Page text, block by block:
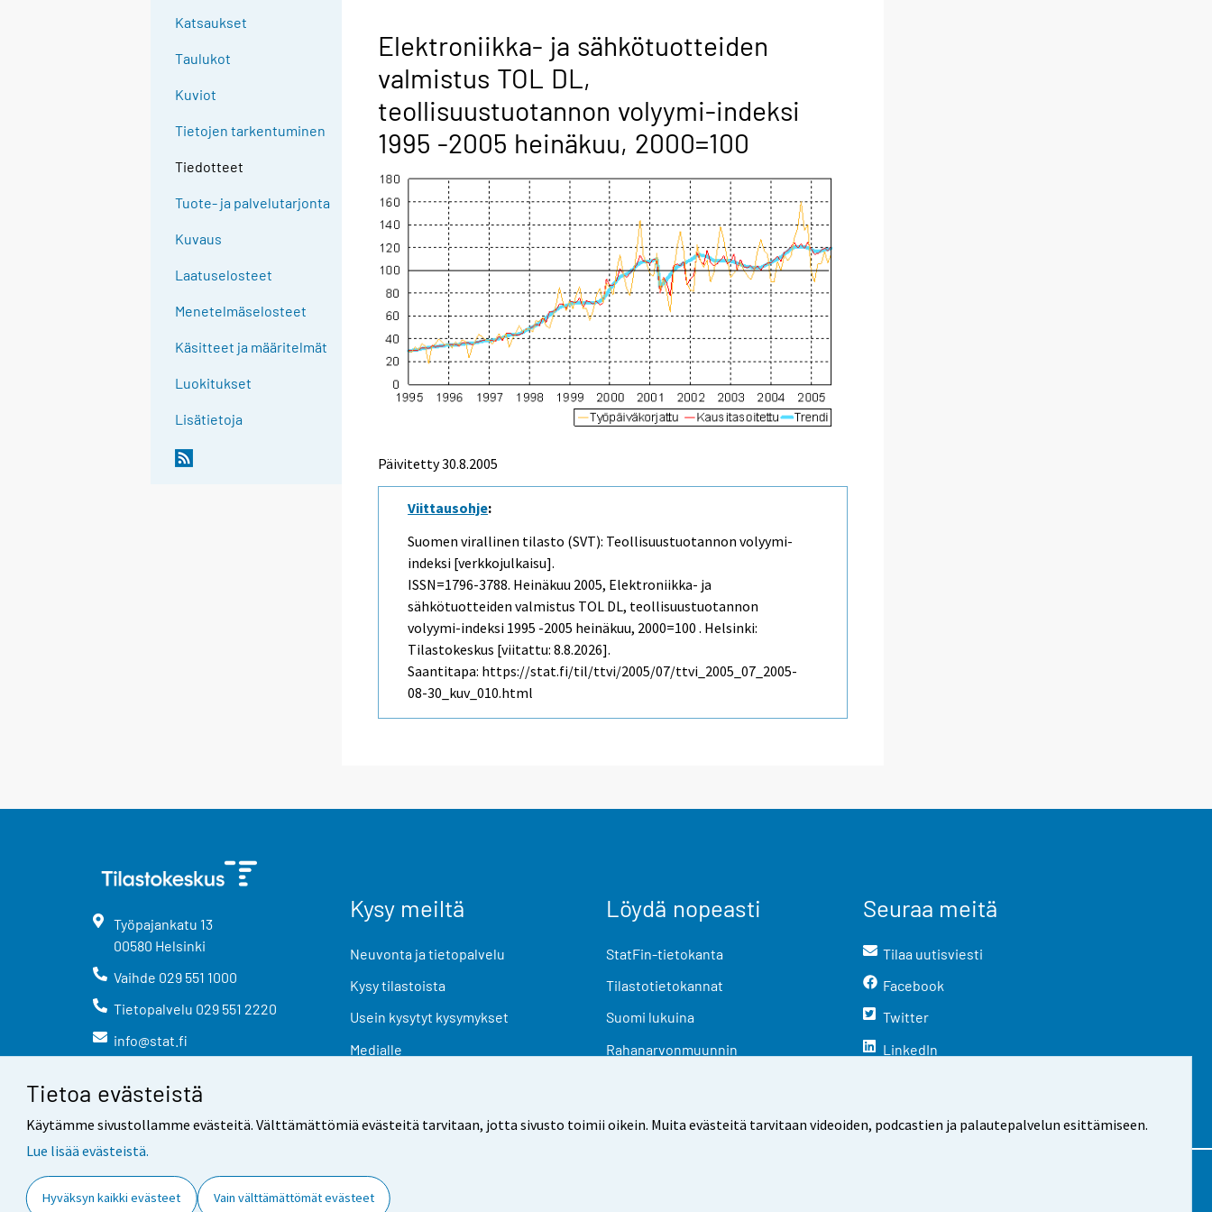
Tietoa evästeistä
Käytämme sivustollamme evästeitä. Välttämättömiä evästeitä tarvitaan, jotta sivusto toimii oikein. Muita evästeitä tarvitaan videoiden, podcastien ja palautepalvelun esittämiseen.
Lue lisää evästeistä.
Hyväksyn kaikki evästeet Vain välttämättömät evästeet
Katsaukset
Taulukot
Kuviot
Tietojen tarkentuminen
Tiedotteet
Tuote- ja palvelutarjonta
Kuvaus
Laatuselosteet
Menetelmäselosteet
Käsitteet ja määritelmät
Luokitukset
Lisätietoja
Elektroniikka- ja sähkötuotteiden
valmistus TOL DL,
teollisuustuotannon volyymi-indeksi
1995 -2005 heinäkuu, 2000=100
Päivitetty30.8.2005
Viittausohje:
Suomen virallinen tilasto (SVT): Teollisuustuotannon volyymi-
indeksi [verkkojulkaisu].
ISSN=1796-3788. Heinäkuu 2005, Elektroniikka- ja
sähkötuotteiden valmistus TOL DL, teollisuustuotannon
volyymi-indeksi 1995 -2005 heinäkuu, 2000=100 . Helsinki:
Tilastokeskus [viitattu: 8.8.2026].
Saantitapa: https://stat.fi/til/ttvi/2005/07/ttvi_2005_07_2005-
08-30_kuv_010.html
Työpajankatu 13
00580 Helsinki
Vaihde 029 551 1000
Tietopalvelu 029 551 2220
info@stat.fi
Kysy meiltä
Neuvonta ja tietopalvelu
Kysy tilastoista
Usein kysytyt kysymykset
Medialle
Löydä nopeasti
StatFin-tietokanta
Tilastotietokannat
Suomi lukuina
Rahanarvonmuunnin
Seuraa meitä
Tilaa uutisviesti
Facebook
Twitter
LinkedIn
Palaute